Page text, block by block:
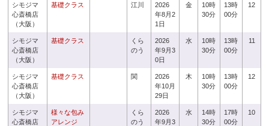
シモジマ
心斎橋店
（大阪）
基礎クラス 江川
2026
年8月2
1日
金
10時
30分
13時
00分
12
シモジマ
心斎橋店
（大阪）
基礎クラス
くら
のう
2026
年9月3
0日
水
10時
30分
13時
00分
11
シモジマ
心斎橋店
（大阪）
基礎クラス 関
2026
年10月
29日
木
10時
30分
13時
00分
12
シモジマ
心斎橋店
様々な包み
アレンジ
くら
のう
2026
年9月3
水
14時
30分
17時
00分
10